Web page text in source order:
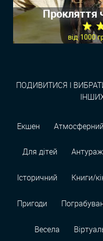
Прокляття
★
від 1000
ПОДИВИТИСЯ І
Екшен Атмосферний
Для дітей
Історичний Книги/
Пригоди
Весела